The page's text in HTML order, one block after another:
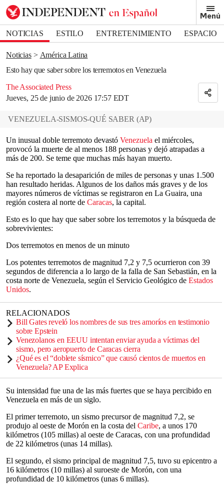
Menú
NOTICIAS ESTILO ENTRETENIMIENTO
ESPACIO
DEPORTES
Noticias
América Latina
Esto hay que saber sobre los terremotos en Venezuela
The Associated Press
Jueves, 25 de junio de 2026 17:57 EDT
Bookmark popover
Removed from bookmarks
Close popover
VENEZUELA-SISMOS-QUÉ SABER (AP)
Un inusual doble terremoto devastó Venezuela el miércoles,
provocó la muerte de al menos 188 personas y dejó atrapadas a
más de 200. Se teme que muchas más hayan muerto.
Se ha reportado la desaparición de miles de personas y unas 1.500
han resultado heridas. Algunos de los daños más graves y de los
mayores números de víctimas se registraron en La Guaira, una
región costera al norte de Caracas, la capital.
Esto es lo que hay que saber sobre los terremotos y la búsqueda de
sobrevivientes:
Dos terremotos en menos de un minuto
Los potentes terremotos de magnitud 7,2 y 7,5 ocurrieron con 39
segundos de diferencia a lo largo de la falla de San Sebastián, en la
costa norte de Venezuela, según el Servicio Geológico de Estados
Unidos.
RELACIONADOS
Bill Gates reveló los nombres de sus tres amoríos en testimonio
sobre Epstein
Venezolanos en EEUU intentan enviar ayuda a víctimas del
sismo, pero aeropuerto de Caracas cierra
¿Qué es el “doblete sísmico” que causó cientos de muertos en
Venezuela? AP Explica
Su intensidad fue una de las más fuertes que se haya percibido en
Venezuela en más de un siglo.
El primer terremoto, un sismo precursor de magnitud 7,2, se
produjo al oeste de Morón en la costa del Caribe, a unos 170
kilómetros (105 millas) al oeste de Caracas, con una profundidad
de 22 kilómetros (unas 14 millas).
El segundo, el sismo principal de magnitud 7,5, tuvo su epicentro a
16 kilómetros (10 millas) al suroeste de Morón, con una
profundidad de 10 kilómetros (unas 6 millas).